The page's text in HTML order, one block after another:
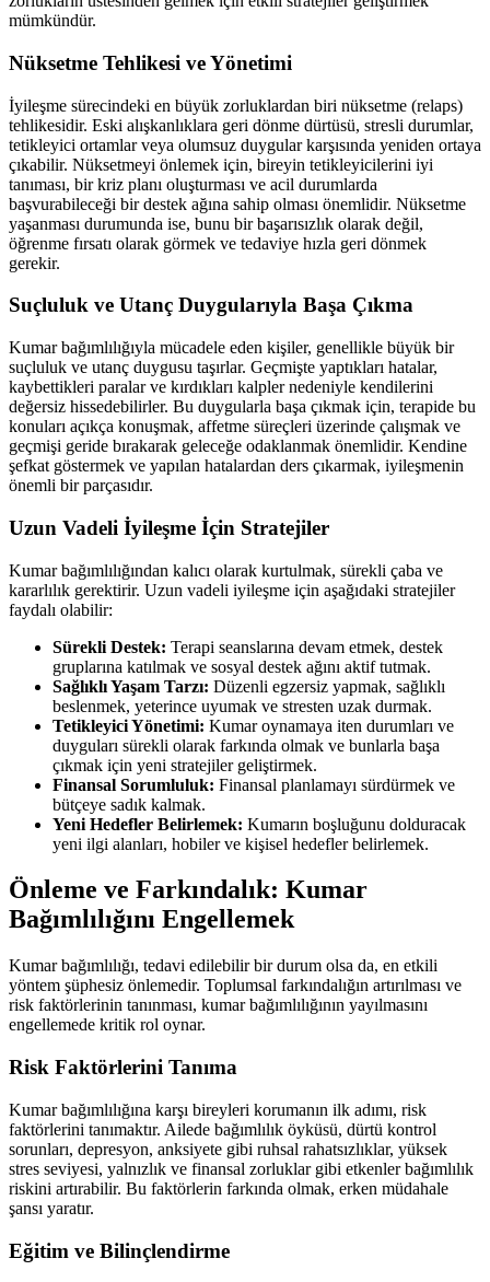
mümkündür.
Nüksetme Tehlikesi ve Yönetimi
İyileşme sürecindeki en büyük zorluklardan biri nüksetme (relaps)
tehlikesidir. Eski alışkanlıklara geri dönme dürtüsü, stresli durumlar,
tetikleyici ortamlar veya olumsuz duygular karşısında yeniden ortaya
çıkabilir. Nüksetmeyi önlemek için, bireyin tetikleyicilerini iyi
tanıması, bir kriz planı oluşturması ve acil durumlarda
başvurabileceği bir destek ağına sahip olması önemlidir. Nüksetme
yaşanması durumunda ise, bunu bir başarısızlık olarak değil,
öğrenme fırsatı olarak görmek ve tedaviye hızla geri dönmek
gerekir.
Suçluluk ve Utanç Duygularıyla Başa Çıkma
Kumar bağımlılığıyla mücadele eden kişiler, genellikle büyük bir
suçluluk ve utanç duygusu taşırlar. Geçmişte yaptıkları hatalar,
kaybettikleri paralar ve kırdıkları kalpler nedeniyle kendilerini
değersiz hissedebilirler. Bu duygularla başa çıkmak için, terapide bu
konuları açıkça konuşmak, affetme süreçleri üzerinde çalışmak ve
geçmişi geride bırakarak geleceğe odaklanmak önemlidir. Kendine
şefkat göstermek ve yapılan hatalardan ders çıkarmak, iyileşmenin
önemli bir parçasıdır.
Uzun Vadeli İyileşme İçin Stratejiler
Kumar bağımlılığından kalıcı olarak kurtulmak, sürekli çaba ve
kararlılık gerektirir. Uzun vadeli iyileşme için aşağıdaki stratejiler
faydalı olabilir:
Sürekli Destek: Terapi seanslarına devam etmek, destek
gruplarına katılmak ve sosyal destek ağını aktif tutmak.
Sağlıklı Yaşam Tarzı: Düzenli egzersiz yapmak, sağlıklı
beslenmek, yeterince uyumak ve stresten uzak durmak.
Tetikleyici Yönetimi: Kumar oynamaya iten durumları ve
duyguları sürekli olarak farkında olmak ve bunlarla başa
çıkmak için yeni stratejiler geliştirmek.
Finansal Sorumluluk: Finansal planlamayı sürdürmek ve
bütçeye sadık kalmak.
Yeni Hedefler Belirlemek: Kumarın boşluğunu dolduracak
yeni ilgi alanları, hobiler ve kişisel hedefler belirlemek.
Önleme ve Farkındalık: Kumar
Bağımlılığını Engellemek
Kumar bağımlılığı, tedavi edilebilir bir durum olsa da, en etkili
yöntem şüphesiz önlemedir. Toplumsal farkındalığın artırılması ve
risk faktörlerinin tanınması, kumar bağımlılığının yayılmasını
engellemede kritik rol oynar.
Risk Faktörlerini Tanıma
Kumar bağımlılığına karşı bireyleri korumanın ilk adımı, risk
faktörlerini tanımaktır. Ailede bağımlılık öyküsü, dürtü kontrol
sorunları, depresyon, anksiyete gibi ruhsal rahatsızlıklar, yüksek
stres seviyesi, yalnızlık ve finansal zorluklar gibi etkenler bağımlılık
riskini artırabilir. Bu faktörlerin farkında olmak, erken müdahale
şansı yaratır.
Eğitim ve Bilinçlendirme